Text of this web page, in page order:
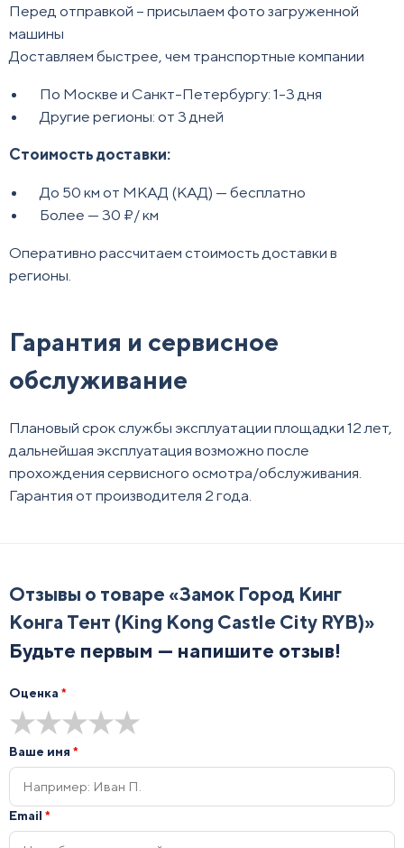
Перед отправкой – присылаем фото загруженной
машины
Доставляем быстрее, чем транспортные компании
По Москве и Санкт-Петербургу: 1-3 дня
Другие регионы: от 3 дней
Стоимость доставки:
До 50 км от МКАД (КАД) — бесплатно
Более — 30 ₽/ км
Оперативно рассчитаем стоимость доставки в
регионы.
Гарантия и сервисное
обслуживание
Плановый срок службы эксплуатации площадки 12 лет,
дальнейшая эксплуатация возможно после
прохождения сервисного осмотра/обслуживания.
Гарантия от производителя 2 года.
Отзывы о товаре «Замок Город Кинг
Конга Тент (King Kong Castle City RYB)»
Будьте первым — напишите отзыв!
Оценка *
★
★
★
★
★
Ваше имя *
Email *